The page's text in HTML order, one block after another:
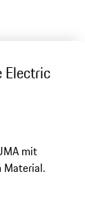
Electric
mit
Material.